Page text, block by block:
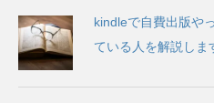
kindleで自費出版や
ている人を解説しま